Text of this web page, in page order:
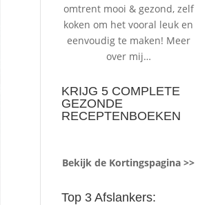
omtrent mooi & gezond, zelf
koken om het vooral leuk en
eenvoudig te maken! Meer
over mij…
KRIJG 5 COMPLETE
GEZONDE
RECEPTENBOEKEN
Bekijk de Kortingspagina >>
Top 3 Afslankers: